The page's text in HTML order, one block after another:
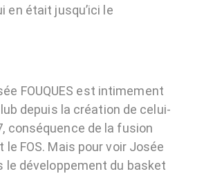
en était jusqu’ici le
FOUQUES est intimement
depuis la création de celui-
conséquence de la fusion
le FOS. Mais pour voir Josée
le développement du basket